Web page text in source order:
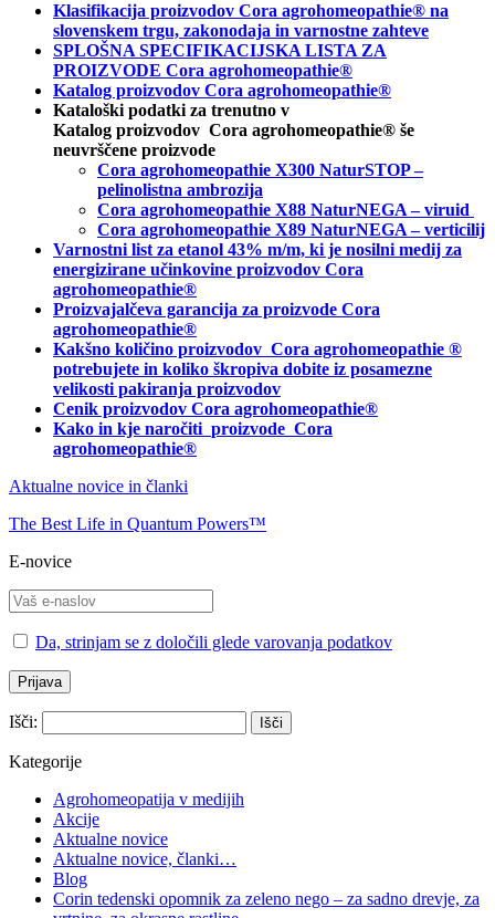
Klasifikacija proizvodov Cora agrohomeopathie® na
slovenskem trgu, zakonodaja in varnostne zahteve
SPLOŠNA SPECIFIKACIJSKA LISTA ZA
PROIZVODE Cora agrohomeopathie®
Katalog proizvodov Cora agrohomeopathie®
Kataloški podatki za trenutno v
Katalog proizvodov Cora agrohomeopathie® še
neuvrščene proizvode
Cora agrohomeopathie X300 NaturSTOP –
pelinolistna ambrozija
Cora agrohomeopathie X88 NaturNEGA – viruid
Cora agrohomeopathie X89 NaturNEGA – verticilij
Varnostni list za etanol 43% m/m, ki je nosilni medij za
energizirane učinkovine proizvodov Cora
agrohomeopathie®
Proizvajalčeva garancija za proizvode Cora
agrohomeopathie®
Kakšno količino proizvodov Cora agrohomeopathie ®
potrebujete in koliko škropiva dobite iz posamezne
velikosti pakiranja proizvodov
Cenik proizvodov Cora agrohomeopathie®
Kako in kje naročiti proizvode Cora
agrohomeopathie®
Aktualne novice in članki
The Best Life in Quantum Powers™
E-novice
Da, strinjam se z določili glede varovanja podatkov
Išči:
Kategorije
Agrohomeopatija v medijih
Akcije
Aktualne novice
Aktualne novice, članki…
Blog
Corin tedenski opomnik za zeleno nego – za sadno drevje, za